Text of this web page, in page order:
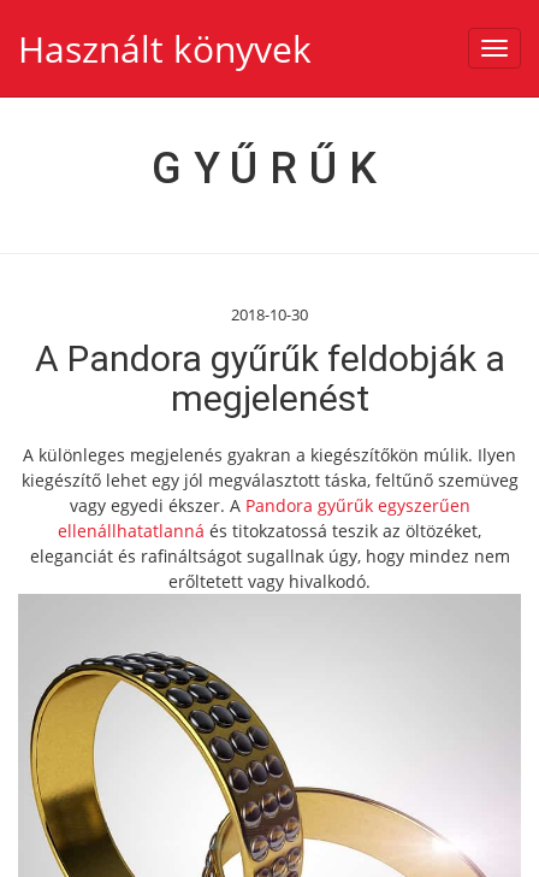
Használt könyvek
GYŰRŰK
2018-10-30
A Pandora gyűrűk feldobják a
megjelenést
A különleges megjelenés gyakran a kiegészítőkön múlik. Ilyen
kiegészítő lehet egy jól megválasztott táska, feltűnő szemüveg
vagy egyedi ékszer. A Pandora gyűrűk egyszerűen
ellenállhatatlanná és titokzatossá teszik az öltözéket,
eleganciát és rafináltságot sugallnak úgy, hogy mindez nem
erőltetett vagy hivalkodó.